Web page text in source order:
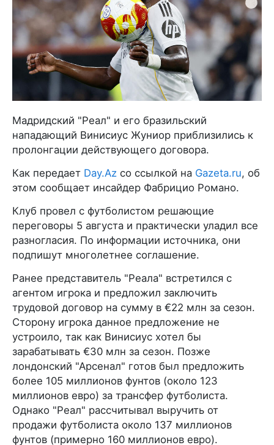
Мадридский "Реал" и его бразильский
нападающий Винисиус Жуниор приблизились к
пролонгации действующего договора.
Как передает Day.Az со ссылкой на Gazeta.ru, об
этом сообщает инсайдер Фабрицио Романо.
Клуб провел с футболистом решающие
переговоры 5 августа и практически уладил все
разногласия. По информации источника, они
подпишут многолетнее соглашение.
Ранее представитель "Реала" встретился с
агентом игрока и предложил заключить
трудовой договор на сумму в €22 млн за сезон.
Сторону игрока данное предложение не
устроило, так как Винисиус хотел бы
зарабатывать €30 млн за сезон. Позже
лондонский "Арсенал" готов был предложить
более 105 миллионов фунтов (около 123
миллионов евро) за трансфер футболиста.
Однако "Реал" рассчитывал выручить от
продажи футболиста около 137 миллионов
фунтов (примерно 160 миллионов евро).